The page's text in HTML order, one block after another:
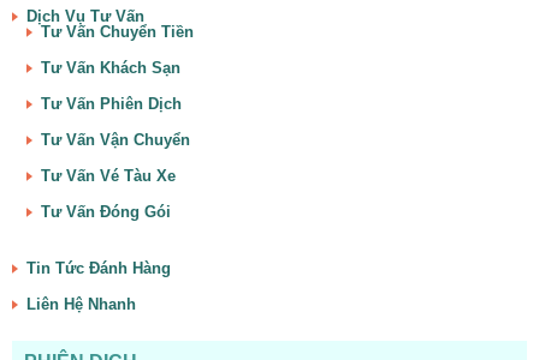
Dịch Vụ Tư Vấn
Tư Vấn Chuyển Tiền
Tư Vấn Khách Sạn
Tư Vấn Phiên Dịch
Tư Vấn Vận Chuyển
Tư Vấn Vé Tàu Xe
Tư Vấn Đóng Gói
Tin Tức Đánh Hàng
Liên Hệ Nhanh